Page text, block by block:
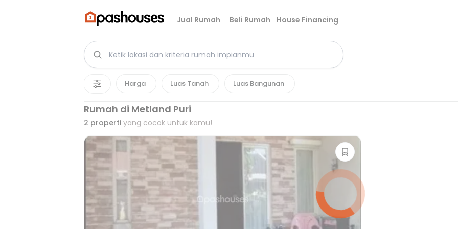
Jual Rumah Beli Rumah House Financing
Harga Luas Tanah Luas Bangunan
Rumah di Metland Puri
2 properti yang cocok untuk kamu!